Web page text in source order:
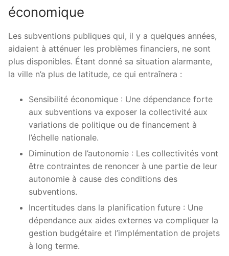
économique
Les subventions publiques qui, il y a quelques années,
aidaient à atténuer les problèmes financiers, ne sont
plus disponibles. Étant donné sa situation alarmante,
la ville n’a plus de latitude, ce qui entraînera :
Sensibilité économique : Une dépendance forte
aux subventions va exposer la collectivité aux
variations de politique ou de financement à
l’échelle nationale.
Diminution de l’autonomie : Les collectivités vont
être contraintes de renoncer à une partie de leur
autonomie à cause des conditions des
subventions.
Incertitudes dans la planification future : Une
dépendance aux aides externes va compliquer la
gestion budgétaire et l’implémentation de projets
à long terme.